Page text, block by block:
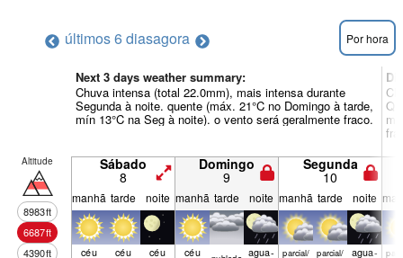
últimos 6 diasagora Por hora
Next 3 days weather summary:
Chuva intensa (total 22.0mm), mais intensa durante
Segunda à noite. quente (máx. 21°C no Domingo à tarde,
mín 13°C na Seg à noite). o vento será geralmente fraco.
Altitude
8983ft
6687ft
4390ft
Sábado
8
Domingo
9
Segunda
10
manhã tarde noite manhã tarde noite manhã tarde noite
céu céu céu céu agua­ parcial/ parcial/ agua­